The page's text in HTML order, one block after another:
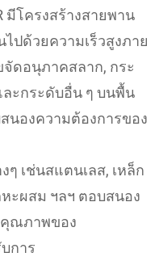
มีโครงสร้างสายพาน
ปด้วยความเร็วสูงภาย
ดอนุภาคสลาก, กระ
ะกระดับอื่น ๆ บนพื้น
นองความต้องการของ
ๆ เช่นสแตนเลส, เหล็ก
ะผสม ฯลฯ ตอบสนอง
ณภาพของ
การ